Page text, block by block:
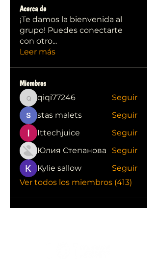
Acerca de
¡Te damos la bienvenida al
grupo! Puedes conectarte
con otro...
Leer más
Miembros
qiqi77246
qiqi77246
Seguir
stas malets
Seguir
Ittechjuice
Seguir
Юлия Степанова
Seguir
Kylie sallow
Seguir
Ver todos los miembros (413)